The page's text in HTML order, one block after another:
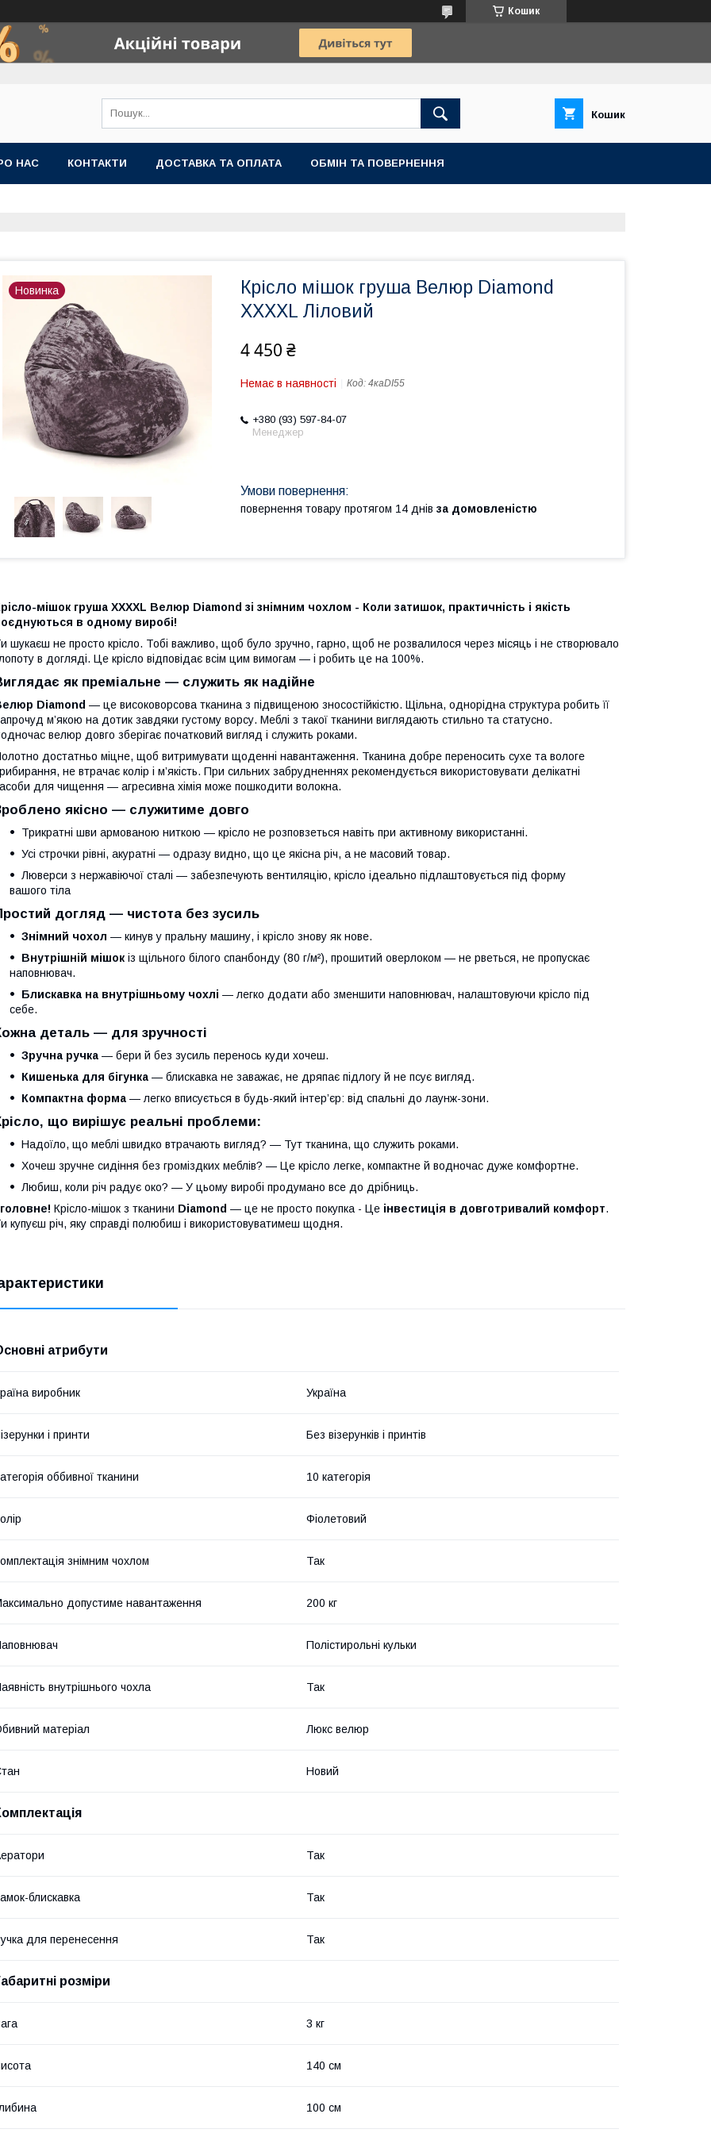
Кошик
Кошик
НАС КОНТАКТИ ДОСТАВКА ТА ОПЛАТА ОБМІН ТА ПОВЕРНЕННЯ
Новинка
Крісло мішок груша Велюр Diamond
XXXXL Ліловий
4 450 ₴
Немає в наявності Код: 4каDI55
+380 (93) 597-84-07
Менеджер
повернення товару протягом 14 днів за домовленістю
мішок груша XXXXL Велюр Diamond зі знімним чохлом - Коли затишок, практичність і якість
в одному виробі!
шукаєш не просто крісло. Тобі важливо, щоб було зручно, гарно, щоб не розвалилося через місяць і не створювало
в догляді. Це крісло відповідає всім цим вимогам — і робить це на 100%.
як преміальне — служить як надійне
Diamond — це високоворсова тканина з підвищеною зносостійкістю. Щільна, однорідна структура робить її
м’якою на дотик завдяки густому ворсу. Меблі з такої тканини виглядають стильно та статусно.
велюр довго зберігає початковий вигляд і служить роками.
достатньо міцне, щоб витримувати щоденні навантаження. Тканина добре переносить сухе та вологе
не втрачає колір і м’якість. При сильних забрудненнях рекомендується використовувати делікатні
для чищення — агресивна хімія може пошкодити волокна.
якісно — служитиме довго
Трикратні шви армованою ниткою — крісло не розповзеться навіть при активному використанні.
Усі строчки рівні, акуратні — одразу видно, що це якісна річ, а не масовий товар.
Люверси з нержавіючої сталі — забезпечують вентиляцію, крісло ідеально підлаштовується під форму
вашого тіла
догляд — чистота без зусиль
Знімний чохол — кинув у пральну машину, і крісло знову як нове.
Внутрішній мішок із щільного білого спанбонду (80 г/м²), прошитий оверлоком — не рветься, не пропускає
наповнювач.
Блискавка на внутрішньому чохлі — легко додати або зменшити наповнювач, налаштовуючи крісло під
себе.
деталь — для зручності
Зручна ручка — бери й без зусиль перенось куди хочеш.
Кишенька для бігунка — блискавка не заважає, не дряпає підлогу й не псує вигляд.
Компактна форма — легко вписується в будь-який інтер’єр: від спальні до лаунж-зони.
що вирішує реальні проблеми:
Надоїло, що меблі швидко втрачають вигляд? — Тут тканина, що служить роками.
Хочеш зручне сидіння без громіздких меблів? — Це крісло легке, компактне й водночас дуже комфортне.
Любиш, коли річ радує око? — У цьому виробі продумано все до дрібниць.
головне! Крісло-мішок з тканини Diamond — це не просто покупка - Це інвестиція в довготривалий комфорт.
купуєш річ, яку справді полюбиш і використовуватимеш щодня.
атрибути
виробник Україна
і принти Без візерунків і принтів
оббивної тканини 10 категорія
Фіолетовий
знімним чохлом Так
допустиме навантаження 200 кг
Полістирольні кульки
внутрішнього чохла Так
матеріал Люкс велюр
Новий
Так
блискавка Так
для перенесення Так
розміри
3 кг
140 см
100 см